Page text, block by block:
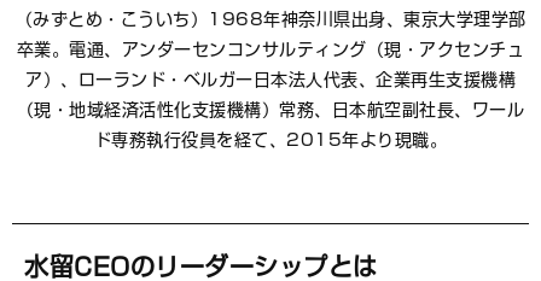
（みずとめ・こういち）1968年神奈川県出身、東京大学理学部
卒業。電通、アンダーセンコンサルティング（現・アクセンチュ
ア）、ローランド・ベルガー日本法人代表、企業再生支援機構
（現・地域経済活性化支援機構）常務、日本航空副社長、ワール
ド専務執行役員を経て、2015年より現職。
水留CEOのリーダーシップとは